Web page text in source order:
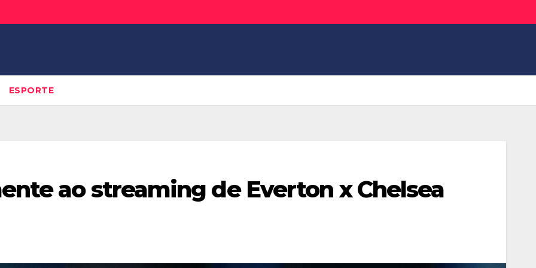
ESPORTE
ao streaming de Everton x Chelsea